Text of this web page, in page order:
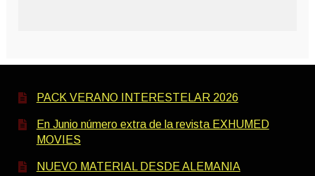
PACK VERANO INTERESTELAR 2026
En Junio número extra de la revista EXHUMED
MOVIES
NUEVO MATERIAL DESDE ALEMANIA